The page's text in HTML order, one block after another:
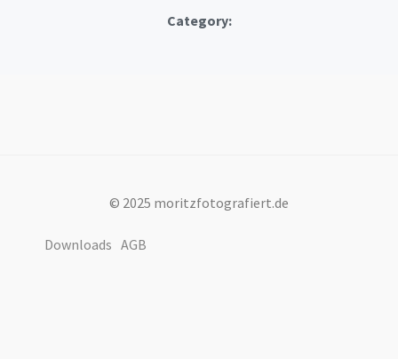
Category:
© 2025 moritzfotografiert.de
Downloads AGB